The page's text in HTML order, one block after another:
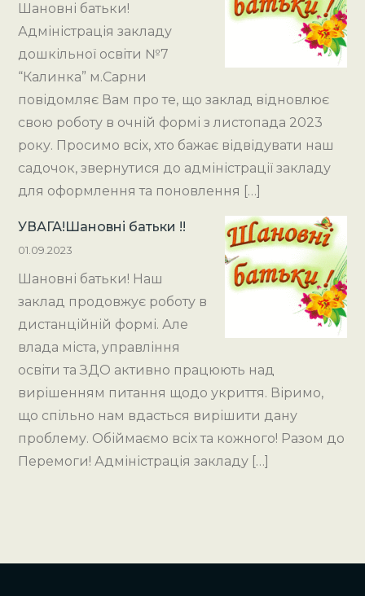
Шановні батьки!
Адміністрація закладу
дошкільної освіти №7
“Калинка” м.Сарни
повідомляє Вам про те, що заклад відновлює
свою роботу в очній формі з листопада 2023
року. Просимо всіх, хто бажає відвідувати наш
садочок, звернутися до адміністрації закладу
для оформлення та поновлення […]
УВАГА!Шановні батьки !!
01.09.2023
Шановні батьки! Наш
заклад продовжує роботу в
дистанційній формі. Але
влада міста, управління
освіти та ЗДО активно працюють над
вирішенням питання щодо укриття. Віримо,
що спільно нам вдасться вирішити дану
проблему. Обіймаємо всіх та кожного! Разом до
Перемоги! Адміністрація закладу […]